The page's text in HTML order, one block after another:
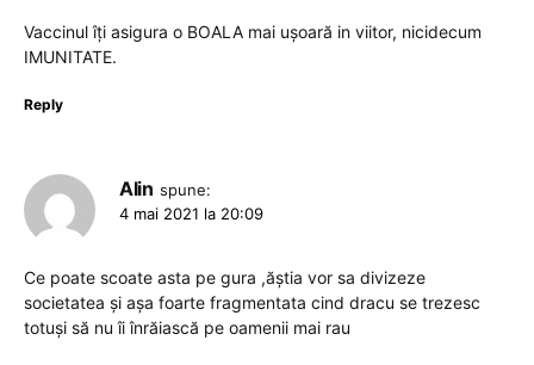
Vaccinul îți asigura o BOALA mai ușoară in viitor, nicidecum
IMUNITATE.
Reply
Alin spune:
4 mai 2021 la 20:09
Ce poate scoate asta pe gura ,ăștia vor sa divizeze
societatea și așa foarte fragmentata cind dracu se trezesc
totuși să nu îi înrăiască pe oamenii mai rau